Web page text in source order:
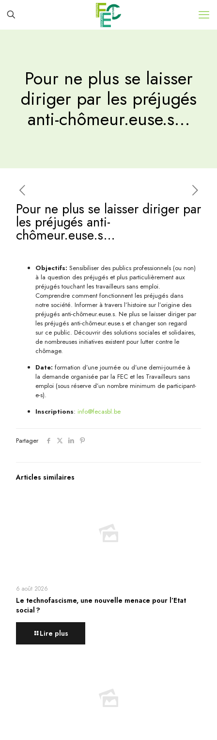
Pour ne plus se laisser
diriger par les préjugés
anti-chômeur.euse.s…
Pour ne plus se laisser diriger par
les préjugés anti-
chômeur.euse.s…
Objectifs: Sensibiliser des publics professionnels (ou non)
à la question des préjugés et plus particulièrement aux
préjugés touchant les travailleurs sans emploi.
Comprendre comment fonctionnent les préjugés dans
notre société. Informer à travers l’histoire sur l’origine des
préjugés anti-chômeur.euse.s. Ne plus se laisser diriger par
les préjugés anti-chômeur.euse.s et changer son regard
sur ce public. Découvrir des solutions sociales et solidaires,
de nombreuses initiatives existent pour lutter contre le
chômage.
Date: formation d’une journée ou d’une demi-journée à
la demande organisée par la FEC et les Travailleurs sans
emploi (sous réserve d’un nombre minimum de participant-
e-s).
Inscriptions: info@fecasbl.be
Partager
Articles similaires
6 août 2026
Le technofascisme, une nouvelle menace pour l’Etat
social ?
Lire plus